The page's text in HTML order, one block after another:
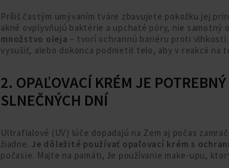
Príliš častým umývaním tváre zbavujete pokožku jej
akné ovplyvňujú baktérie a upchaté póry, nie samotný
množstvo oleja – tvorí ochrannú bariéru proti
vysušiť, alebo dokonca podnietiť telo, aby v reakcii na
2. OPAĽOVACÍ KRÉM JE
SLNEČNÝCH DNÍ
Ultrafialové (UV) lúče dopadajú na Zem aj počas
žiadne. Je dôležité používať opaľovací krém s
počasie. Majte na pamäti, že používanie make-upu,